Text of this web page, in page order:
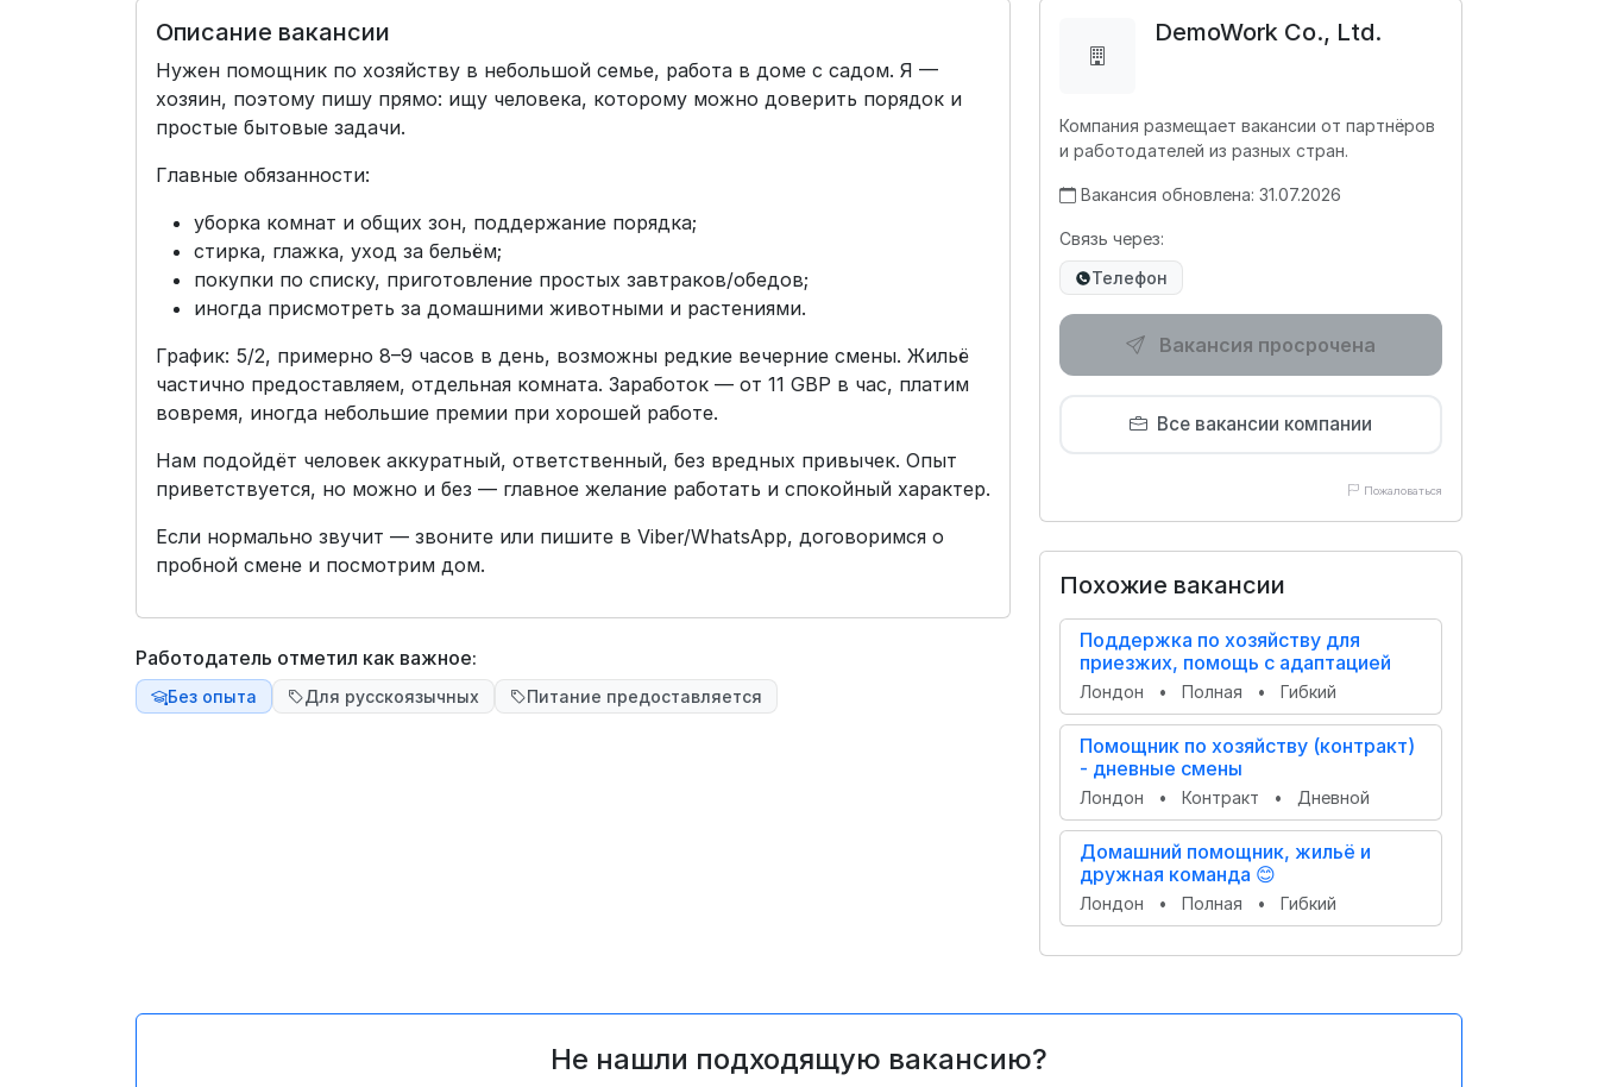
Описание вакансии
Нужен помощник по хозяйству в небольшой семье, работа в доме с садом. Я —
хозяин, поэтому пишу прямо: ищу человека, которому можно доверить порядок и
простые бытовые задачи.
Главные обязанности:
уборка комнат и общих зон, поддержание порядка;
стирка, глажка, уход за бельём;
покупки по списку, приготовление простых завтраков/обедов;
иногда присмотреть за домашними животными и растениями.
График: 5/2, примерно 8–9 часов в день, возможны редкие вечерние смены. Жильё
частично предоставляем, отдельная комната. Заработок — от 11 GBP в час, платим
вовремя, иногда небольшие премии при хорошей работе.
Нам подойдёт человек аккуратный, ответственный, без вредных привычек. Опыт
приветствуется, но можно и без — главное желание работать и спокойный характер.
Если нормально звучит — звоните или пишите в Viber/WhatsApp, договоримся о
пробной смене и посмотрим дом.
Работодатель отметил как важное:
Без опыта Для русскоязычных Питание предоставляется
DemoWork Co., Ltd.
Компания размещает вакансии от партнёров
и работодателей из разных стран.
Вакансия обновлена: 31.07.2026
Связь через:
Телефон
Вакансия просрочена
Все вакансии компании
Пожаловаться
Похожие вакансии
Поддержка по хозяйству для
приезжих, помощь с адаптацией
Лондон • Полная • Гибкий
Помощник по хозяйству (контракт)
- дневные смены
Лондон • Контракт • Дневной
Домашний помощник, жильё и
дружная команда 😊
Лондон • Полная • Гибкий
Не нашли подходящую вакансию?